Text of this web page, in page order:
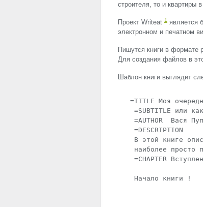
строителя, то и квартиры
Проект Writeat 1 является
электронном и печатном
Пишутся книги в формате
Для создания файлов в
Шаблон книги выглядит
=TITLE Моя
=SUBTITLE или
=AUTHOR  Вася
    =DESCRIPTION
В этой книге
наиболее просто
=CHAPTER